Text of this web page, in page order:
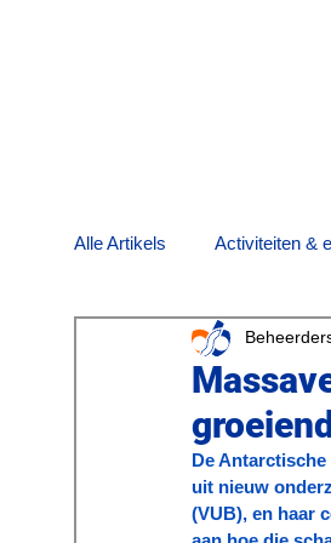
Alle Artikels Activiteiten &
Maatschappij &
Wetenschapsnieuws
De
uit nieuw
(VUB), en haar